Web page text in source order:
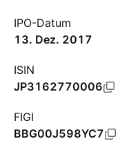
IPO-Datum
13. Dez. 2017
ISIN
JP3162770006
FIGI
BBG00J598YC7